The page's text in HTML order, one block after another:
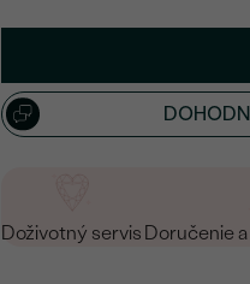
Napíšte iniciály/text
Doživotný servis Doručenie